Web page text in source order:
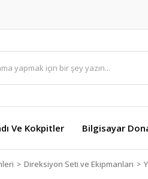
Ve Kokpitler Bilgisayar
Direksiyon Seti ve Ekipmanları